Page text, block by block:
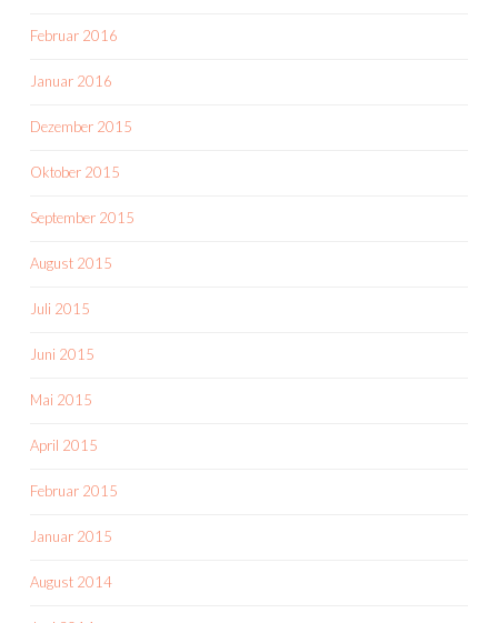
Februar 2016
Januar 2016
Dezember 2015
Oktober 2015
September 2015
August 2015
Juli 2015
Juni 2015
Mai 2015
April 2015
Februar 2015
Januar 2015
August 2014